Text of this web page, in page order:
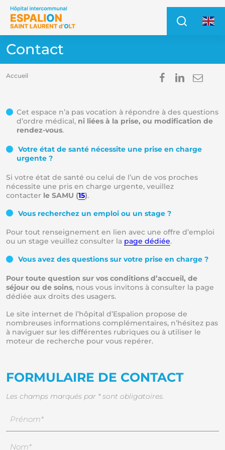
Accéder au contenu
Accéder au menu
Contact
Accueil Partager
Cet espace n’a pas vocation à répondre à des questions
d’ordre médical, ni liées à la prise, ou modification de
rendez-vous.
Votre état de santé nécessite une prise en charge
urgente ?
Si votre état de santé ou celui de l’un de vos proches
nécessite une pris en charge urgente, veuillez
contacter le SAMU (15).
Vous recherchez un emploi ou un stage ?
Pour tout renseignement en lien avec une offre d’emploi
ou un stage veuillez consulter la page dédiée.
Vous avez des questions sur votre prise en charge ?
Pour toute question sur vos conditions d’accueil, de
séjour ou de soins, nous vous invitons à consulter la page
dédiée aux droits des usagers.
Le site internet de l’hôpital d’Espalion propose de
nombreuses informations complémentaires, n’hésitez pas
à naviguer sur les différentes rubriques ou à utiliser le
moteur de recherche pour vous repérer.
FORMULAIRE DE CONTACT
Les champs marqués par * sont obligatoires.